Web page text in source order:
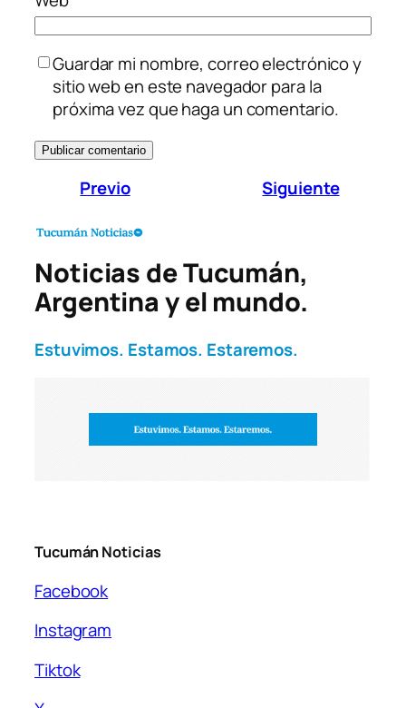
Guardar mi nombre, correo electrónico y
sitio web en este navegador para la
próxima vez que haga un comentario.
Previo Siguiente
Noticias de Tucumán,
Argentina y el mundo.
Estuvimos. Estamos. Estaremos.
Tucumán Noticias
Facebook
Instagram
Tiktok